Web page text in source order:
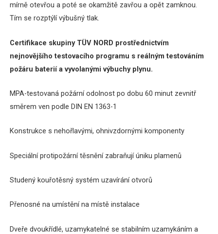
mírně otevřou a poté se okamžitě zavřou a opět zamknou.
Tím se rozptýlí výbušný tlak.
Certifikace skupiny TÜV NORD prostřednictvím
nejnovějšího testovacího programu s reálným testováním
požáru baterií a vyvolanými výbuchy plynu.
MPA-testovaná požární odolnost po dobu 60 minut zevnitř
směrem ven podle DIN EN 1363-1
Konstrukce s nehořlavými, ohnivzdornými komponenty
Speciální protipožární těsnění zabraňují úniku plamenů
Studený kouřotěsný systém uzavírání otvorů
Přenosné na umístění na místě instalace
Dveře dvoukřídlé, uzamykatelné se stabilním uzamykáním a